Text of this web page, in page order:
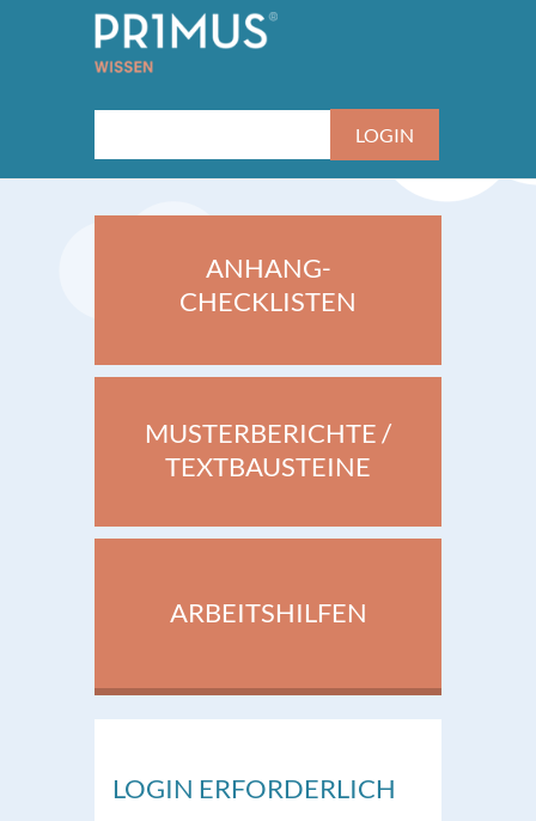
ANHANG-
CHECKLISTEN
MUSTERBERICHTE /
TEXTBAUSTEINE
ARBEITSHILFEN
LOGIN ERFORDERLICH